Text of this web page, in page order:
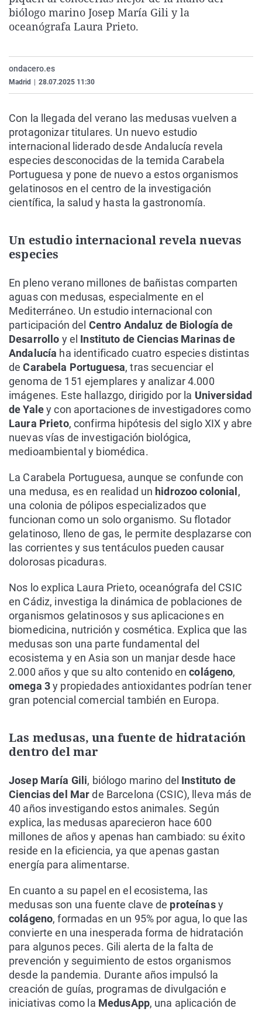
La rosa de los vientos
Caso
Extremadura
País Vasco
Virales
biólogo marino Josep María Gili y la
oceanógrafa Laura Prieto.
ondacero.es
Madrid 28.07.2025 11:30
Con la llegada del verano las medusas vuelven a
protagonizar titulares. Un nuevo estudio
internacional liderado desde Andalucía revela
especies desconocidas de la temida Carabela
Portuguesa y pone de nuevo a estos organismos
gelatinosos en el centro de la investigación
científica, la salud y hasta la gastronomía.
Un estudio internacional revela nuevas
especies
En pleno verano millones de bañistas comparten
aguas con medusas, especialmente en el
Mediterráneo. Un estudio internacional con
participación del Centro Andaluz de Biología de
Desarrollo y el Instituto de Ciencias Marinas de
Andalucía ha identificado cuatro especies distintas
deCarabela Portuguesa, tras secuenciar el
genoma de 151 ejemplares y analizar 4.000
imágenes. Este hallazgo, dirigido por la Universidad
de Yaley con aportaciones de investigadores como
Laura Prieto, confirma hipótesis del siglo XIX y abre
nuevas vías de investigación biológica,
medioambiental y biomédica.
La Carabela Portuguesa, aunque se confunde con
una medusa, es en realidad un hidrozoo colonial ,
una colonia de pólipos especializados que
funcionan como un solo organismo. Su flotador
gelatinoso, lleno de gas, le permite desplazarse con
las corrientes y sus tentáculos pueden causar
dolorosas picaduras.
Nos lo explica Laura Prieto, oceanógrafa del CSIC
en Cádiz, investiga la dinámica de poblaciones de
organismos gelatinosos y sus aplicaciones en
biomedicina, nutrición y cosmética. Explica que las
medusas son una parte fundamental del
ecosistema y en Asia son un manjar desde hace
2.000 años y que su alto contenido encolágeno,
omega 3y propiedades antioxidantes podrían tener
gran potencial comercial también en Europa.
Las medusas, una fuente de hidratación
dentro del mar
Josep María Gili, biólogo marino del Instituto de
Ciencias del Marde Barcelona (CSIC), lleva más de
40 años investigando estos animales. Según
explica, las medusas aparecieron hace 600
millones de años y apenas han cambiado: su éxito
reside en la eficiencia, ya que apenas gastan
energía para alimentarse.
En cuanto a su papel en el ecosistema, las
medusas son una fuente clave de proteínasy
colágeno, formadas en un 95% por agua, lo que las
convierte en una inesperada forma de hidratación
para algunos peces. Gili alerta de la falta de
prevención y seguimiento de estos organismos
desde la pandemia. Durante años impulsó la
creación de guías, programas de divulgación e
iniciativas como la MedusApp, una aplicación de